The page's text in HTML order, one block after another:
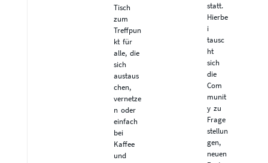
Tisch
zum
Treffpun
kt für
alle, die
sich
austaus
chen,
vernetze
n oder
einfach
bei
Kaffee
und
statt.
Hierbe
i
tausc
ht
sich
die
Com
munit
y zu
Frage
stellun
gen,
neuen